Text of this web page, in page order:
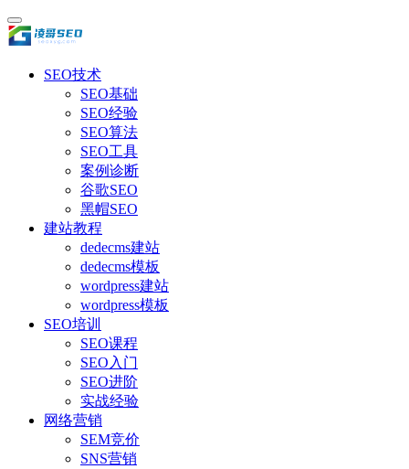
SEO技术
SEO基础
SEO经验
SEO算法
SEO工具
案例诊断
谷歌SEO
黑帽SEO
建站教程
dedecms建站
dedecms模板
wordpress建站
wordpress模板
SEO培训
SEO课程
SEO入门
SEO进阶
实战经验
网络营销
SEM竞价
SNS营销